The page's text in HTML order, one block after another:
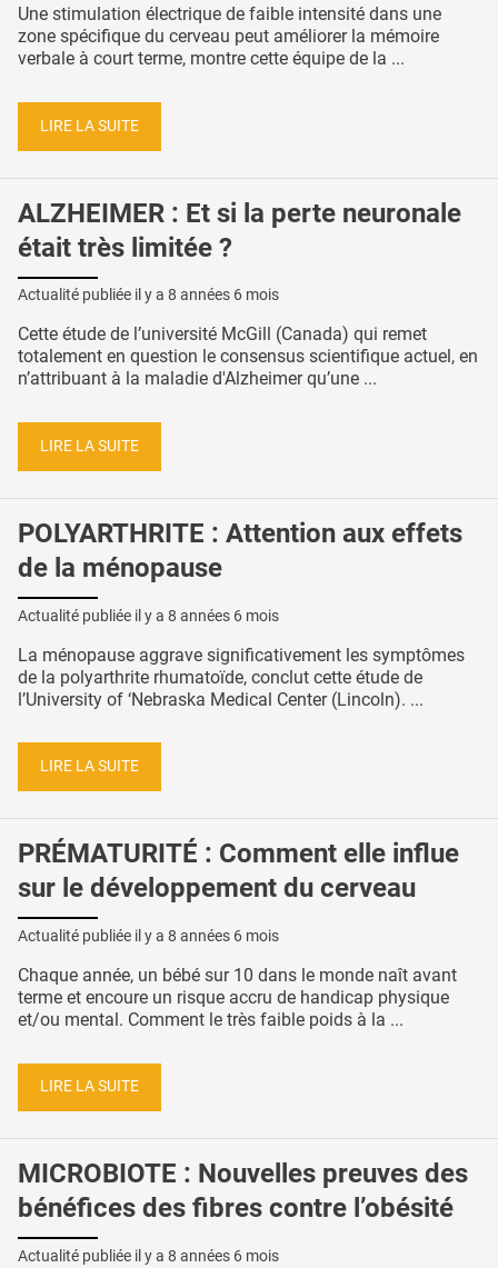
Une stimulation électrique de faible intensité dans une
zone spécifique du cerveau peut améliorer la mémoire
verbale à court terme, montre cette équipe de la ...
LIRE LA SUITE
ALZHEIMER : Et si la perte neuronale
était très limitée ?
Actualité publiée il y a 8 années 6 mois
Cette étude de l’université McGill (Canada) qui remet
totalement en question le consensus scientifique actuel, en
n’attribuant à la maladie d'Alzheimer qu’une ...
LIRE LA SUITE
POLYARTHRITE : Attention aux effets
de la ménopause
Actualité publiée il y a 8 années 6 mois
La ménopause aggrave significativement les symptômes
de la polyarthrite rhumatoïde, conclut cette étude de
l’University of ‘Nebraska Medical Center (Lincoln). ...
LIRE LA SUITE
PRÉMATURITÉ : Comment elle influe
sur le développement du cerveau
Actualité publiée il y a 8 années 6 mois
Chaque année, un bébé sur 10 dans le monde naît avant
terme et encoure un risque accru de handicap physique
et/ou mental. Comment le très faible poids à la ...
LIRE LA SUITE
MICROBIOTE : Nouvelles preuves des
bénéfices des fibres contre l’obésité
Actualité publiée il y a 8 années 6 mois